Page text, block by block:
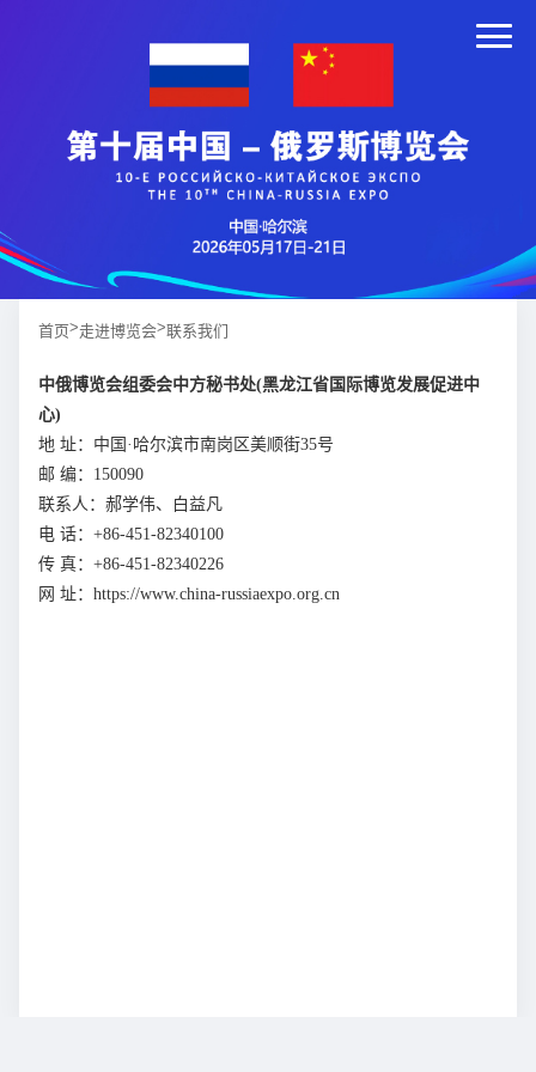
首页>走进博览会>联系我们
中俄博览会组委会中方秘书处(黑龙江省国际博览发展促进中
心)
地 址：中国·哈尔滨市南岗区美顺街35号
邮 编：150090
联系人：郝学伟、白益凡
电 话：+86-451-82340100
传 真：+86-451-82340226
网 址：https://www.china-russiaexpo.org.cn